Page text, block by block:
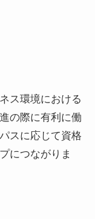
ス環境における
の際に有利に働
スに応じて資格
につながりま